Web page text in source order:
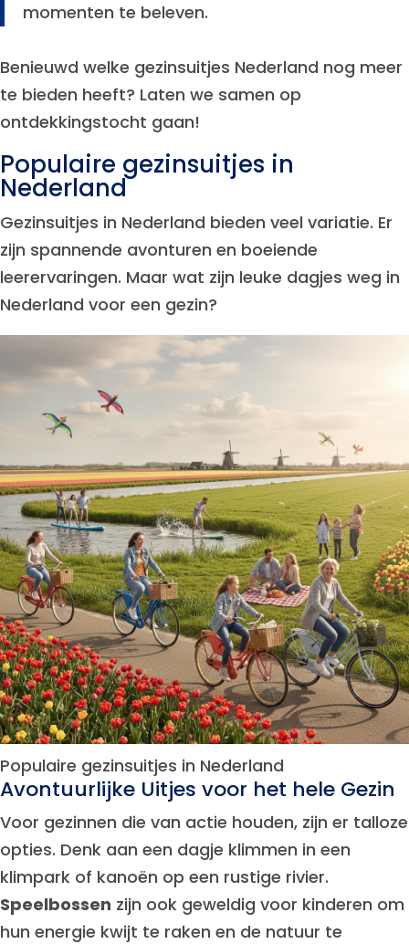
momenten te beleven.
Benieuwd welke gezinsuitjes Nederland nog meer
te bieden heeft? Laten we samen op
ontdekkingstocht gaan!
Populaire gezinsuitjes in
Nederland
Gezinsuitjes in Nederland bieden veel variatie. Er
zijn spannende avonturen en boeiende
leerervaringen. Maar wat zijn leuke dagjes weg in
Nederland voor een gezin?
Populaire gezinsuitjes in Nederland
Avontuurlijke Uitjes voor het hele Gezin
Voor gezinnen die van actie houden, zijn er talloze
opties. Denk aan een dagje klimmen in een
klimpark of kanoën op een rustige rivier.
Speelbossen zijn ook geweldig voor kinderen om
hun energie kwijt te raken en de natuur te